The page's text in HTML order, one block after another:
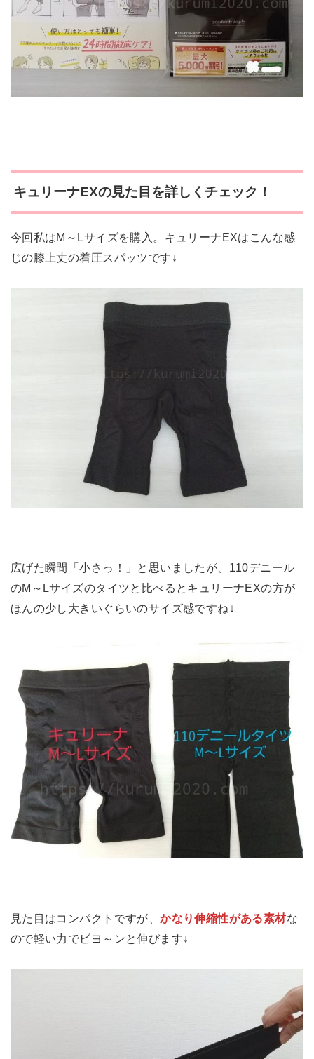
キュリーナEXの見た目を詳しくチェック！
今回私はM～Lサイズを購入。キュリーナEXはこんな感
じの膝上丈の着圧スパッツです↓
広げた瞬間「小さっ！」と思いましたが、110デニール
のM～Lサイズのタイツと比べるとキュリーナEXの方が
ほんの少し大きいぐらいのサイズ感ですね↓
見た目はコンパクトですが、かなり伸縮性がある素材な
ので軽い力でビヨ～ンと伸びます↓